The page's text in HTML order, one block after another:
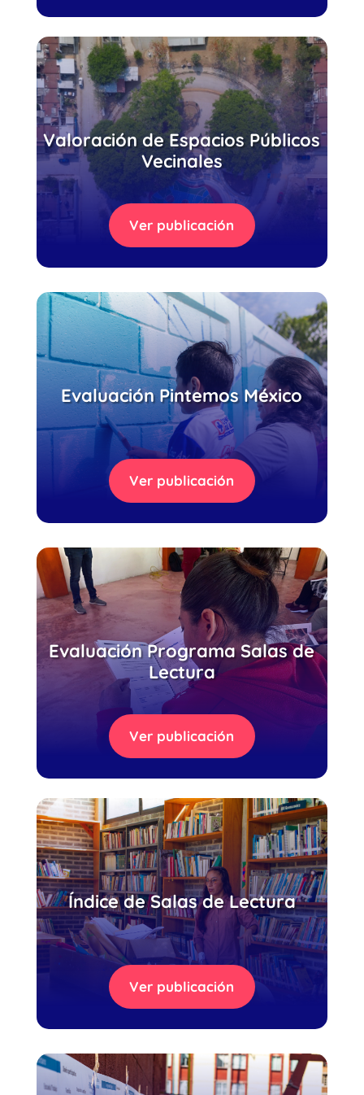
Valoración de Espacios Públicos
Vecinales
Ver publicación
Evaluación Pintemos México
Ver publicación
Evaluación Programa Salas de
Lectura
Ver publicación
Índice de Salas de Lectura
Ver publicación